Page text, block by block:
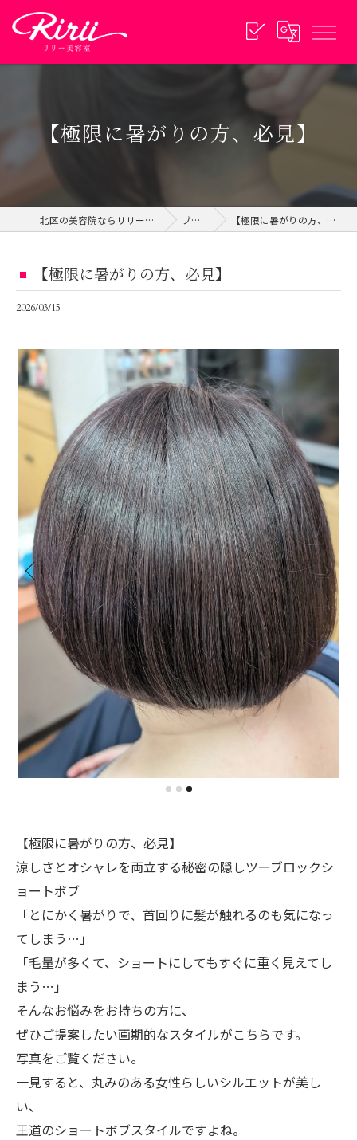
【極限に暑がりの方、必見】
北区の美容院ならリリー美容室 ブログ 【極限に暑がりの方、必見】
【極限に暑がりの方、必見】
2026/03/15
【極限に暑がりの方、必見】
涼しさとオシャレを両立する秘密の隠しツーブロックシ
ョートボブ
「とにかく暑がりで、首回りに髪が触れるのも気になっ
てしまう…」
「毛量が多くて、ショートにしてもすぐに重く見えてし
まう…」
そんなお悩みをお持ちの方に、
ぜひご提案したい画期的なスタイルがこちらです。
写真をご覧ください。
一見すると、丸みのある女性らしいシルエットが美し
い、
王道のショートボブスタイルですよね。